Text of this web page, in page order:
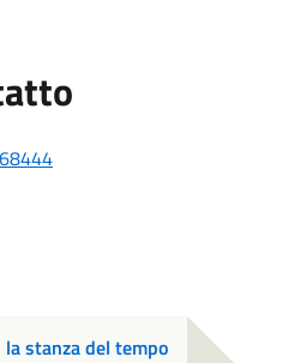
stanza del tempo